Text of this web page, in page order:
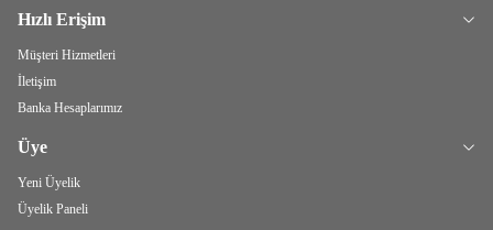
Hızlı Erişim
Müşteri Hizmetleri
İletişim
Banka Hesaplarımız
Üye
Yeni Üyelik
Üyelik Paneli